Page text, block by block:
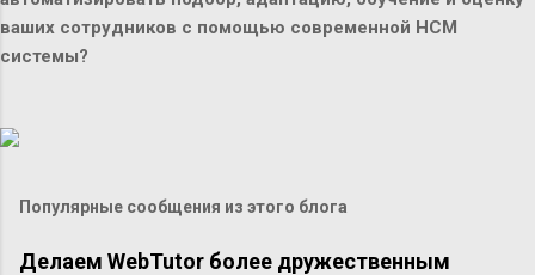
ваших сотрудников с помощью современной HCM
системы?
Популярные сообщения из этого блога
Делаем WebTutor более дружественным